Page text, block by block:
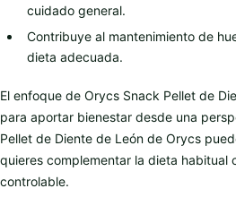
cuidado general.
Contribuye al mantenimiento de
dieta adecuada.
El enfoque de Orycs Snack Pellet de
para aportar bienestar desde una
Pellet de Diente de León de Orycs
quieres complementar la dieta habitual
controlable.